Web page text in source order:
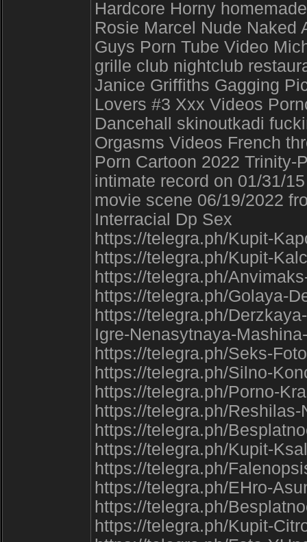
Hardcore Horny
Rosie Marcel Nude Naked
Guys Porn Tube Video
grille club nightclub
Janice Griffiths Gagging
Lovers #3 Xxx Videos
Dancehall skinoutkadi
Orgasms Videos French
Porn Cartoon 2022 Trinity-
intimate record on 01/31/
movie scene 06/19/2022
Interracial Dp Sex
https://telegra.ph/Kupit-
https://telegra.ph/Kupit-
https://telegra.ph/
https://telegra.ph/Golaya-
https://telegra.ph/
Igre-Nenasytnaya-
https://telegra.ph/Seks-
https://telegra.ph/Silno-
https://telegra.ph/Porno-
https://telegra.ph/
https://telegra.ph/
https://telegra.ph/Kupit-
https://telegra.ph/
https://telegra.ph/EHro-
https://telegra.ph/
https://telegra.ph/Kupit-